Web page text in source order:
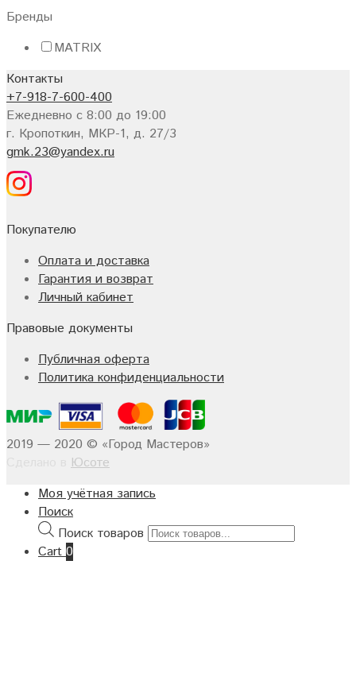
Бренды
MATRIX
Контакты
+7-918-7-600-400
Ежедневно с 8:00 до 19:00
г. Кропоткин, МКР-1, д. 27/3
gmk.23@yandex.ru
Покупателю
Оплата и доставка
Гарантия и возврат
Личный кабинет
Правовые документы
Публичная оферта
Политика конфиденциальности
2019 — 2020 © «Город Мастеров»
Юсоте
Моя учётная запись
Поиск
Поиск товаров
Cart0